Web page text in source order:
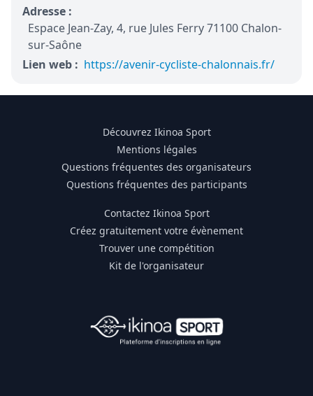
Adresse :
Espace Jean-Zay, 4, rue Jules Ferry 71100 Chalon-
sur-Saône
Lien web : https://avenir-cycliste-chalonnais.fr/
Découvrez Ikinoa Sport
Mentions légales
Questions fréquentes des organisateurs
Questions fréquentes des participants
Contactez Ikinoa Sport
Créez gratuitement votre évènement
Trouver une compétition
Kit de l'organisateur